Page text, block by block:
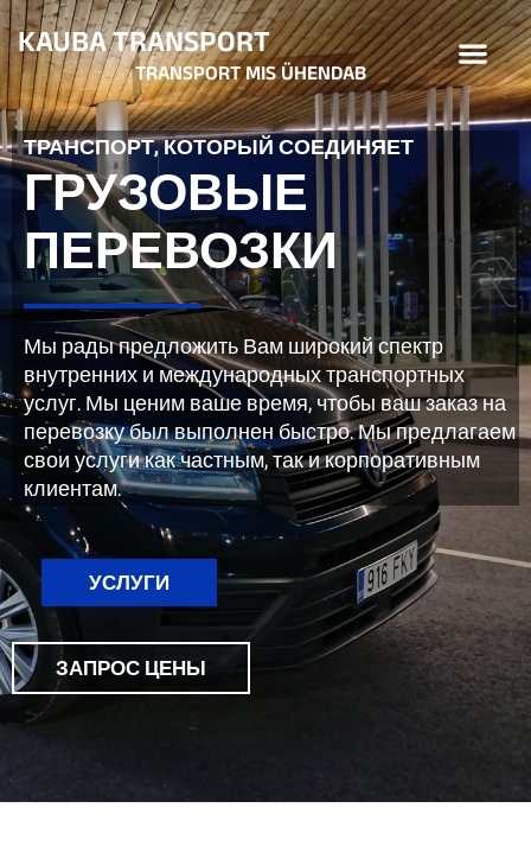
Перейти
к
содержимому
KAUBA TRANSPORT
TRANSPORT MIS ÜHENDAB
ТРАНСПОРТ, КОТОРЫЙ СОЕДИНЯЕТ
ГРУЗОВЫЕ
ПЕРЕВОЗКИ
Мы рады предложить Вам широкий спектр
внутренних и международных транспортных
услуг. Мы ценим ваше время, чтобы ваш заказ на
перевозку был выполнен быстро. Мы предлагаем
свои услуги как частным, так и корпоративным
клиентам.
УСЛУГИ
ЗАПРОС ЦЕНЫ